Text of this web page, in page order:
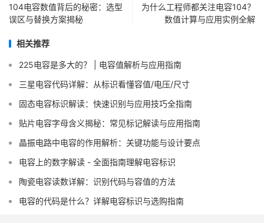
104电容数值背后的秘密：选型
误区与替换方案揭秘
为什么工程师都关注电容104？
数值计算与应用实例全解
相关推荐
225电容是多大的？ | 电容值解析与应用指南
三星电容代码详解：从标识看懂容值/电压/尺寸
固态电容标识解读：快速识别与应用技巧全指南
贴片电容字母含义揭秘：常见标记解读与应用指南
晶振电路中电容的作用解析：关键功能与设计要点
电容上的数字解读 - 全面指南理解电容标识
陶瓷电容读数详解：识别代码与容值的方法
电容的代码是什么？详解电容标识与选购指南